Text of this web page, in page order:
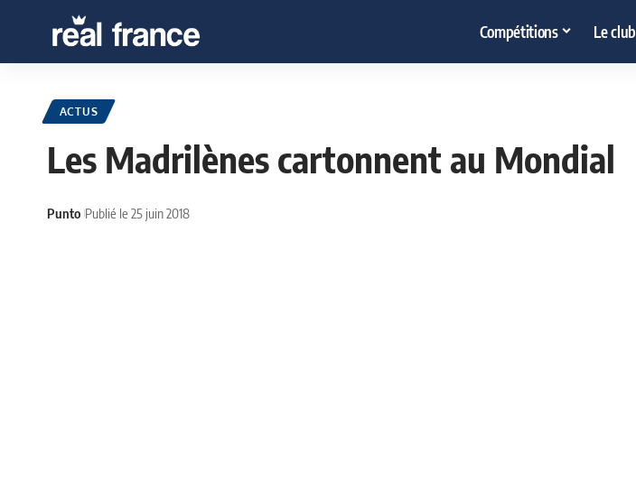
Compétitions Le club
ACTUS
Les Madrilènes cartonnent au Mondial
Punto Publié le 25 juin 2018